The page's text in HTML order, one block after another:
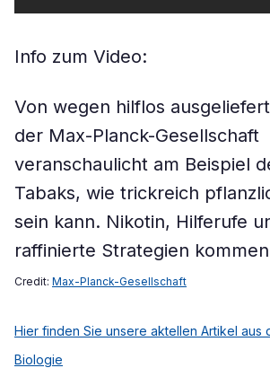
Info zum Video:
Von wegen hilflos
der Max-Planck-Gesellschaft
veranschaulicht am Beispiel
Tabaks, wie trickreich
sein kann. Nikotin, Hilferufe
raffinierte Strategien
Credit: Max-Planck-Gesellschaft
Hier finden Sie unsere aktellen Artikel aus
Biologie